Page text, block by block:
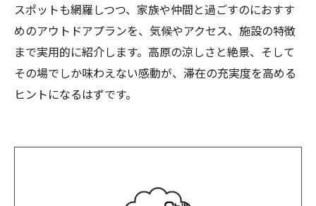
スポットも網羅しつつ、家族や仲間と過ごすのにおすす
めのアウトドアプランを、気候やアクセス、施設の特徴
まで実用的に紹介します。高原の涼しさと絶景、そして
その場でしか味わえない感動が、滞在の充実度を高める
ヒントになるはずです。